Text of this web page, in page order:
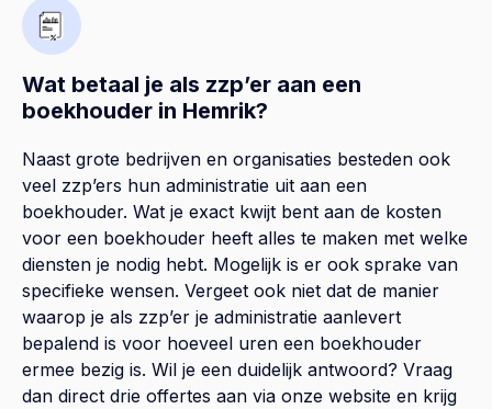
Wat betaal je als zzp’er aan een
boekhouder in Hemrik?
Naast grote bedrijven en organisaties besteden ook
veel zzp’ers hun administratie uit aan een
boekhouder. Wat je exact kwijt bent aan de kosten
voor een boekhouder heeft alles te maken met welke
diensten je nodig hebt. Mogelijk is er ook sprake van
specifieke wensen. Vergeet ook niet dat de manier
waarop je als zzp’er je administratie aanlevert
bepalend is voor hoeveel uren een boekhouder
ermee bezig is. Wil je een duidelijk antwoord? Vraag
dan direct drie offertes aan via onze website en krijg